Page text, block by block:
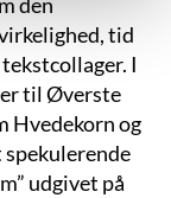
tid
I
til Øverste
Hvedekorn og
udgivet på